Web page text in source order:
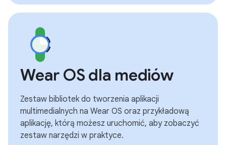
Wear OS dla mediów
Zestaw bibliotek do tworzenia aplikacji
multimedialnych na Wear OS oraz przykładową
aplikację, którą możesz uruchomić, aby zobaczyć
zestaw narzędzi w praktyce.